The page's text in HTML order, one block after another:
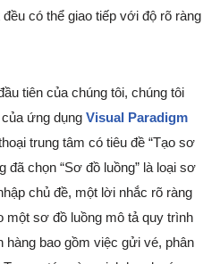
có thể giao tiếp với độ rõ ràng
tiên của chúng tôi, chúng tôi
ứng dụng Visual Paradigm
trung tâm có tiêu đề “Tạo sơ
đã chọn “Sơ đồ luồng” là loại sơ
chủ đề, một lời nhắc rõ ràng
một sơ đồ luồng mô tả quy trình
hàng bao gồm việc gửi vé, phân